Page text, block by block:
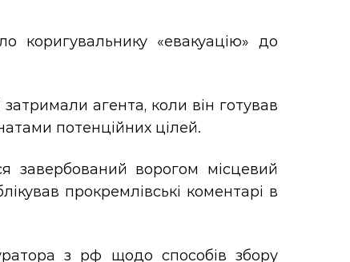
коригувальнику «евакуацію» до
агента, коли він готував
потенційних цілей.
завербований ворогом місцевий
прокремлівські коментарі в
з рф щодо способів збору